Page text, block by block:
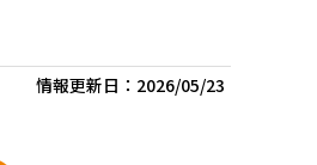
情報更新日： 2026/05/23